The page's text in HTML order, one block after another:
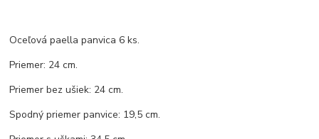
Oceľová paella panvica 6 ks.
Priemer: 24 cm.
Priemer bez ušiek: 24 cm.
Spodný priemer panvice: 19,5 cm.